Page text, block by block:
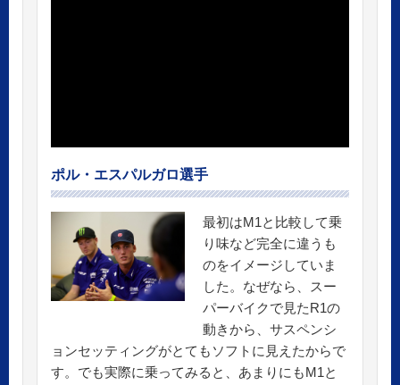
ポル・エスパルガロ選手
最初はM1と比較して乗
り味など完全に違うも
のをイメージしていま
した。なぜなら、スー
パーバイクで見たR1の
動きから、サスペンシ
ョンセッティングがとてもソフトに見えたからで
す。でも実際に乗ってみると、あまりにもM1と